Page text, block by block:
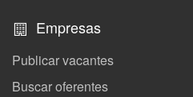
Empresas
Publicar vacantes
Buscar oferentes